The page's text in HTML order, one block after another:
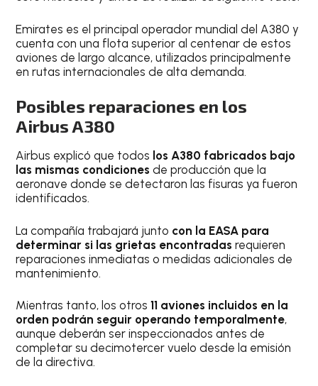
Emirates es el principal operador mundial del A380 y
cuenta con una flota superior al centenar de estos
aviones de largo alcance, utilizados principalmente
en rutas internacionales de alta demanda.
Posibles reparaciones en los
Airbus A380
Airbus explicó que todos los A380 fabricados bajo
las mismas condiciones de producción que la
aeronave donde se detectaron las fisuras ya fueron
identificados.
La compañía trabajará junto con la EASA para
determinar si las grietas encontradas requieren
reparaciones inmediatas o medidas adicionales de
mantenimiento.
Mientras tanto, los otros11 aviones incluidos en la
orden podrán seguir operando temporalmente,
aunque deberán ser inspeccionados antes de
completar su decimotercer vuelo desde la emisión
de la directiva.